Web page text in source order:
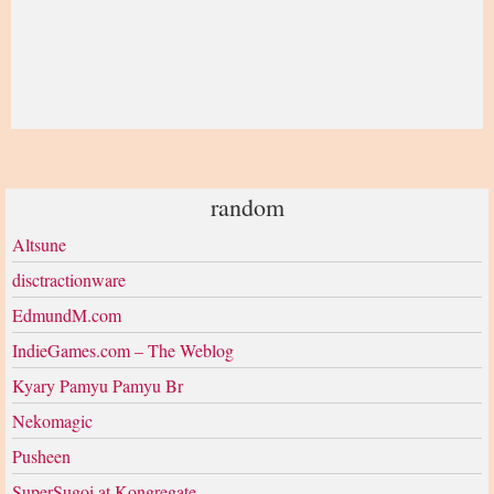
random
Altsune
disctractionware
EdmundM.com
IndieGames.com – The Weblog
Kyary Pamyu Pamyu Br
Nekomagic
Pusheen